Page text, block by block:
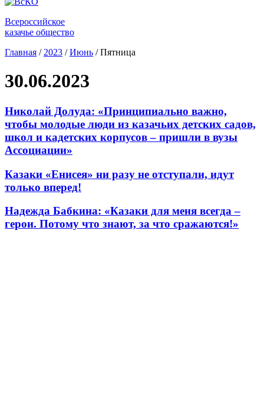
Всероссийское
казачье общество
Главная / 2023 / Июнь /Пятница
30.06.2023
Николай Долуда: «Принципиально важно,
чтобы молодые люди из казачьих детских садов,
школ и кадетских корпусов – пришли в вузы
Ассоциации»
Казаки «Енисея» ни разу не отступали, идут
только вперед!
Надежда Бабкина: «Казаки для меня всегда –
герои. Потому что знают, за что сражаются!»